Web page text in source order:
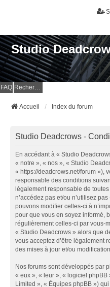
Studio
FAQ Rechercher
Accueil Index du forum
Studio Deadcrows -
En accédant à « Studio
« notre », « nos », « Studio
« https://deadcrows.net/forum »),
responsable des conditions
légalement responsable de
n’accédez pas et/ou n’utilisez
pouvons modifier celles-ci à
pour que vous en soyez informé,
régulièrement celles-ci par vous-
« Studio Deadcrows » alors que
vous acceptez d’être légalement
des mises à jour et/ou
Nos forums sont développés par
« eux », « leur », « logiciel
Limited », « Équipes phpBB »)